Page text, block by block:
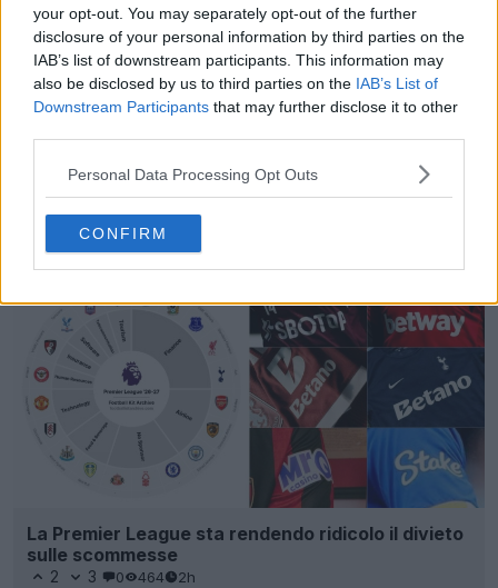
your opt-out. You may separately opt-out of the further
disclosure of your personal information by third parties on the
IAB’s list of downstream participants. This information may
also be disclosed by us to third parties on the IAB’s List of
Downstream Participants that may further disclose it to other
Personal Data Processing Opt Outs
CONFIRM
La Premier League sta rendendo ridicolo il divieto
sulle scommesse
2 3 0 464 2h